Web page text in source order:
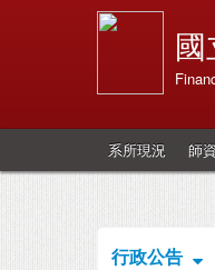
系所現況 師
行政公告